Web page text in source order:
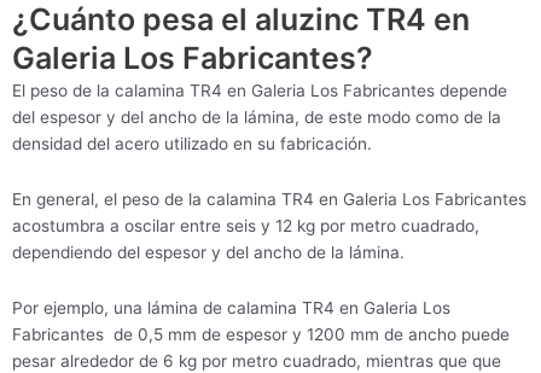
¿Cuánto pesa el aluzinc TR4 en
Galeria Los Fabricantes?
El peso de la calamina TR4 en Galeria Los Fabricantes depende
del espesor y del ancho de la lámina, de este modo como de la
densidad del acero utilizado en su fabricación.
En general, el peso de la calamina TR4 en Galeria Los Fabricantes
acostumbra a oscilar entre seis y 12 kg por metro cuadrado,
dependiendo del espesor y del ancho de la lámina.
Por ejemplo, una lámina de calamina TR4 en Galeria Los
Fabricantes de 0,5 mm de espesor y 1200 mm de ancho puede
pesar alrededor de 6 kg por metro cuadrado, mientras que que